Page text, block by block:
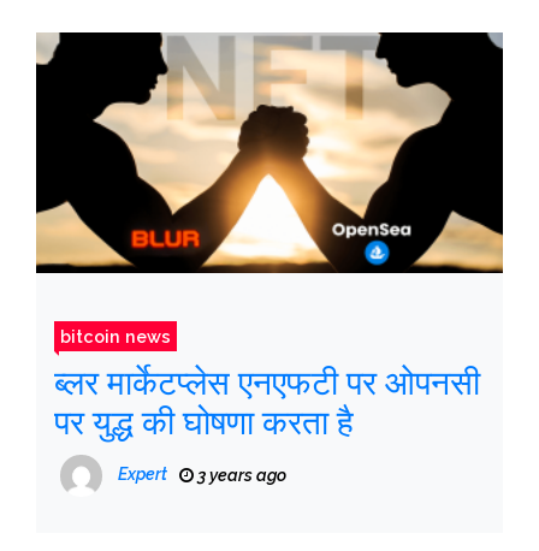
bitcoin news
ब्लर मार्केटप्लेस एनएफटी पर ओपनसी
पर युद्ध की घोषणा करता है
Expert 3 years ago